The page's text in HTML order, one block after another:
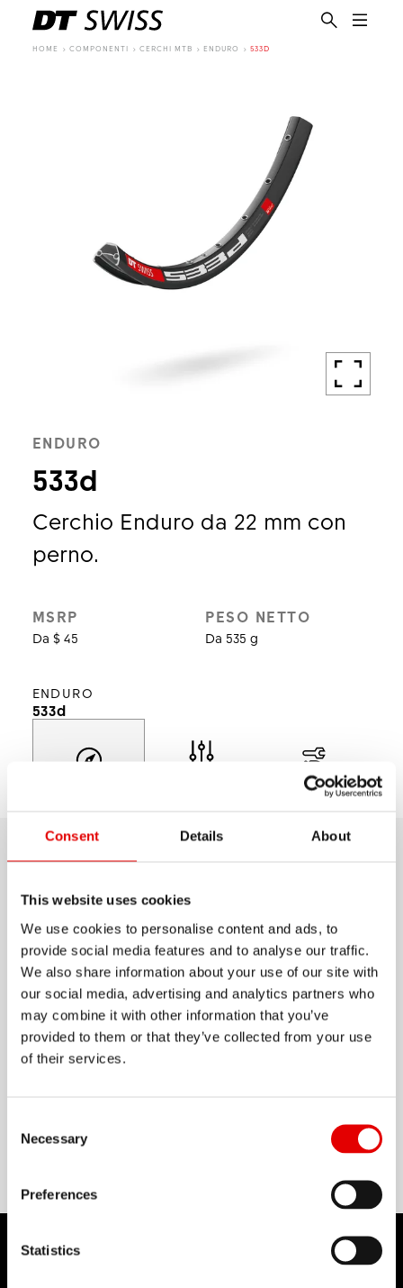
Consent Details About
This website uses cookies
We use cookies to personalise content and ads, to
provide social media features and to analyse our traffic.
We also share information about your use of our site with
our social media, advertising and analytics partners who
may combine it with other information that you’ve
provided to them or that they’ve collected from your use
of their services.
Necessary
Preferences
Statistics
HOME COMPONENTI CERCHI MTB ENDURO 533D
ENDURO
533d
Cerchio Enduro da 22 mm con
perno.
MSRP
Da $ 45
PESO NETTO
Da 535 g
ENDURO
533d
Assistenza
Dettagli del prodotto
passa alla modalità di attacco nelle discese.
Questo è esattamente ciò per cui sono fatti i
cerchi DT Swiss Enduro. Ogni cerchio è un pezzo
di ingegneria di alta precisione e, grazie alla lega
di alluminio estremamente resistente, il 533d può
Mostra di più